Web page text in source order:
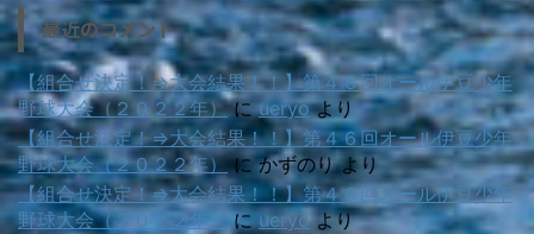
最近のコメント
【組合せ決定！⇒大会結果！！】第４６回オール伊豆少年
野球大会（２０２２年）にueryoより
【組合せ決定！⇒大会結果！！】第４６回オール伊豆少年
野球大会（２０２２年）にかずのりより
【組合せ決定！⇒大会結果！！】第４６回オール伊豆少年
野球大会（２０２２年）
にueryoより